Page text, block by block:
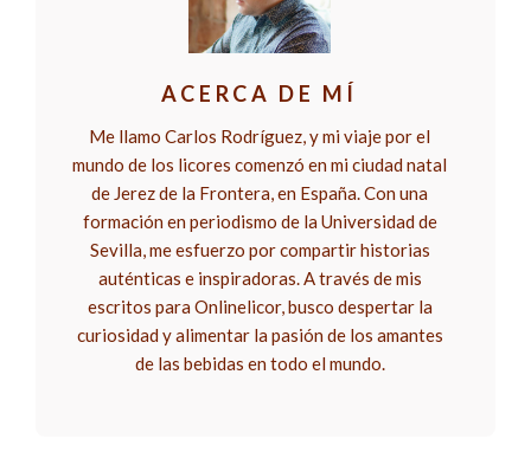
ACERCA DE MÍ
Me llamo Carlos Rodríguez, y mi viaje por el
mundo de los licores comenzó en mi ciudad natal
de Jerez de la Frontera, en España. Con una
formación en periodismo de la Universidad de
Sevilla, me esfuerzo por compartir historias
auténticas e inspiradoras. A través de mis
escritos para Onlinelicor, busco despertar la
curiosidad y alimentar la pasión de los amantes
de las bebidas en todo el mundo.